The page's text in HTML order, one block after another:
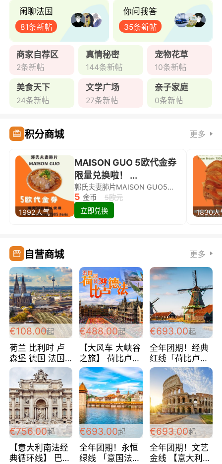
闲聊法国
81条新帖
你问我答
35条新帖
商家自荐区
2条新帖
真情秘密
144条新帖
宠物花草
10条新帖
美食天下
24条新帖
文学广场
27条新帖
亲子家庭
0条新帖
积分商城 更多
1992人气
MAISON GUO 5欧代金券
限量兑换啦！ ...
郭氏夫妻肺片MAISON GUO5欧代金券限量兑换啦！
5 金币
5欧元
立即兑换
1830人
自营商城 更多
€108.00起
荷兰 比利时 卢
森堡 德国 法国
超爽玩遍西欧 循
环线 全程四星宾
馆 108欧/人/天
€488.00起
【大风车 大峡谷
之旅】 荷比卢德
法 巴黎上下 经
典五国四日游
488欧/人
€693.00起
全年团期！经典
红线「荷比卢德
法」七天循环 五
国 仅售99欧/人/
天！巴黎上下！
包拼房~
€756.00起
【意大利南法经
典循环线】 巴黎
€693.00起
全年团期！永恒
绿线 「意国法
€693.00起
全年团期！文艺
金线 【意大利一